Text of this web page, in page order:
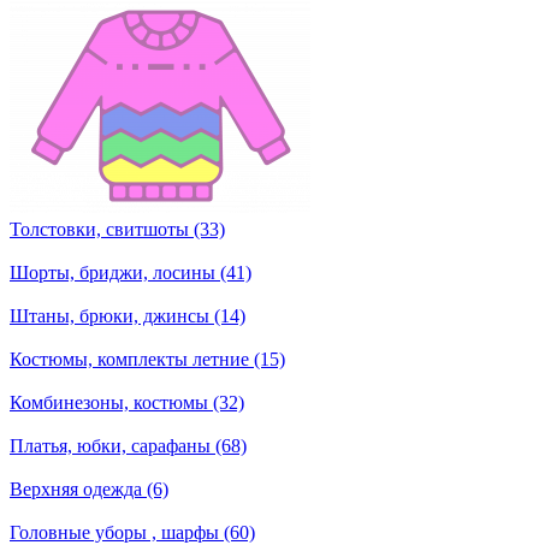
Толстовки, свитшоты (33)
Шорты, бриджи, лосины (41)
Штаны, брюки, джинсы (14)
Костюмы, комплекты летние (15)
Комбинезоны, костюмы (32)
Платья, юбки, сарафаны (68)
Верхняя одежда (6)
Головные уборы , шарфы (60)